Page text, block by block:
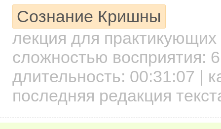
Сознание Кришны
лекция для практикующих
сложностью восприятия: 6
длительность: 00:31:07 |
последняя редакция